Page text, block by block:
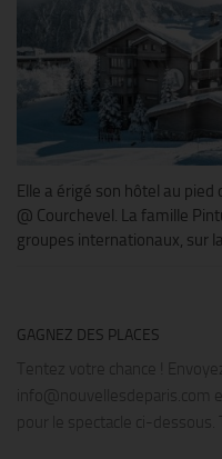
Elle a érigé son hôtel au pied
@ Courchevel. La famille
groupes internationaux, sur
GAGNEZ DES PLACES
Tentez votre chance !
pour le spectacle ci-dessous.